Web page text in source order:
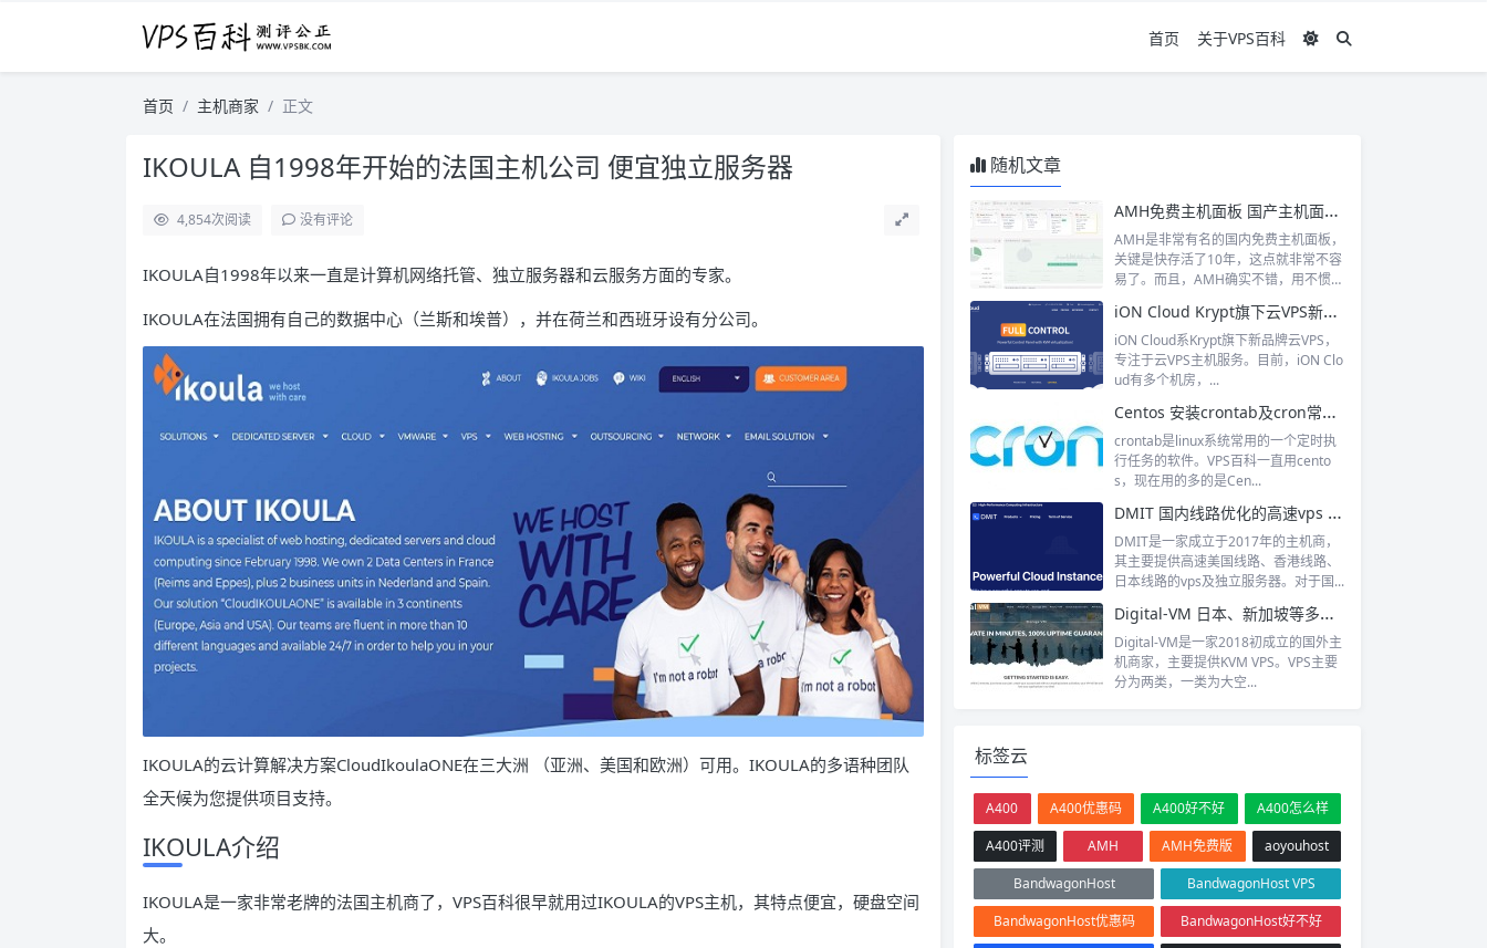
首页 关于VPS百科
首页 主机商家 正文
IKOULA 自1998年开始的法国主机公司 便宜独立服务器
4,854次阅读 没有评论
IKOULA自1998年以来一直是计算机网络托管、独立服务器和云服务方面的专家。
IKOULA在法国拥有自己的数据中心（兰斯和埃普），并在荷兰和西班牙设有分公司。
IKOULA的云计算解决方案CloudIkoulaONE在三大洲 （亚洲、美国和欧洲）可用。IKOULA的多语种团队
全天候为您提供项目支持。
IKOULA介绍
IKOULA是一家非常老牌的法国主机商了，VPS百科很早就用过IKOULA的VPS主机，其特点便宜，硬盘空间
大。
随机文章
AMH免费主机面板 国产主机面板的佼佼者
AMH是非常有名的国内免费主机面板，
关键是快存活了10年，这点就非常不容
易了。而且，AMH确实不错，用不惯命
iON Cloud Krypt旗下云VPS新品牌 多个机房可选择 有GIA线路
iON Cloud系Krypt旗下新品牌云VPS，
专注于云VPS主机服务。目前，iON Clo
ud有多个机房，...
Centos 安装crontab及cron常用命令
crontab是linux系统常用的一个定时执
行任务的软件。VPS百科一直用cento
s，现在用的多的是Cen...
DMIT 国内线路优化的高速vps 美国gia线路、日本、香港高速vps
DMIT是一家成立于2017年的主机商，
其主要提供高速美国线路、香港线路、
日本线路的vps及独立服务器。对于国...
Digital-VM 日本、新加坡等多机房VPS提供商 低至月付4刀
Digital-VM是一家2018初成立的国外主
机商家，主要提供KVM VPS。VPS主要
分为两类，一类为大空...
标签云
A400 A400优惠码 A400好不好
A400怎么样
A400评测
AMH AMH免费版
aoyouhost
BandwagonHost
BandwagonHost VPS
BandwagonHost优惠码
BandwagonHost好不好